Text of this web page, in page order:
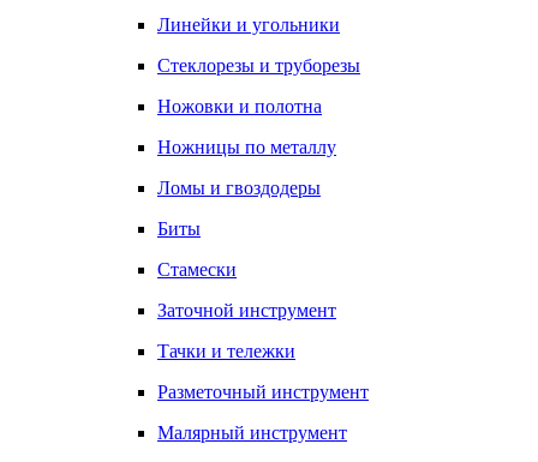
Линейки и угольники
Стеклорезы и труборезы
Ножовки и полотна
Ножницы по металлу
Ломы и гвоздодеры
Биты
Стамески
Заточной инструмент
Тачки и тележки
Разметочный инструмент
Малярный инструмент